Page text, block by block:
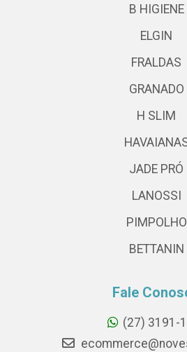
B HIGIENE
ELGIN
FRALDAS
GRANADO
H SLIM
JADE PRÓ
LANOSSI
PIMPOLHO
BETTANIN
Fale
(27) 3191-